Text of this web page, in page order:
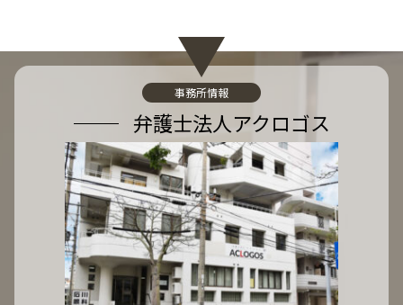
事務所情報
弁護士法人アクロゴス